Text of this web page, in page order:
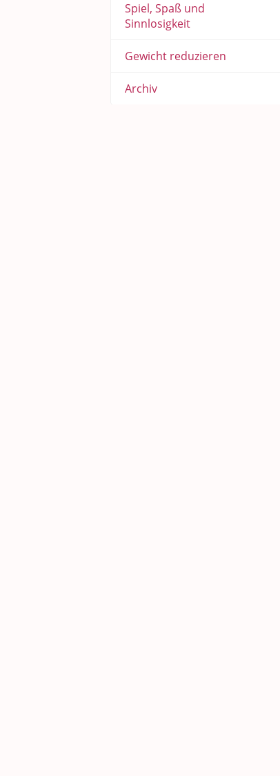
Spiel, Spaß und
Sinnlosigkeit
Gewicht reduzieren
Archiv